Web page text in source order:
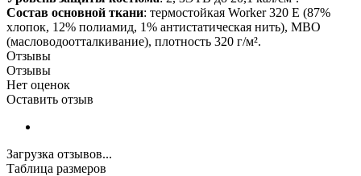
Состав основной ткани: термостойкая Worker 320 E (87%
хлопок, 12% полиамид, 1% антистатическая нить), МВО
(масловодоотталкивание), плотность 320 г/м².
Отзывы
Отзывы
Нет оценок
Оставить отзыв
Загрузка отзывов...
Таблица размеров